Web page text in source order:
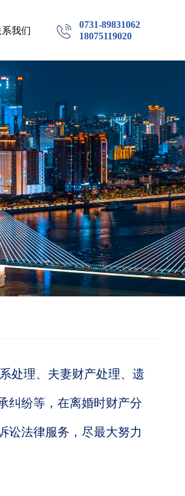
0731-89831062
18075119020
我们
处理、夫妻财产处理、遗
纠纷等，在离婚时财产分
讼法律服务，尽最大努力